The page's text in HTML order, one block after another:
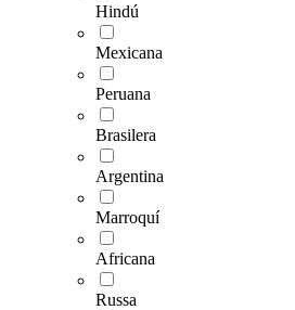
Hindú
Mexicana
Peruana
Brasilera
Argentina
Marroquí
Africana
Russa